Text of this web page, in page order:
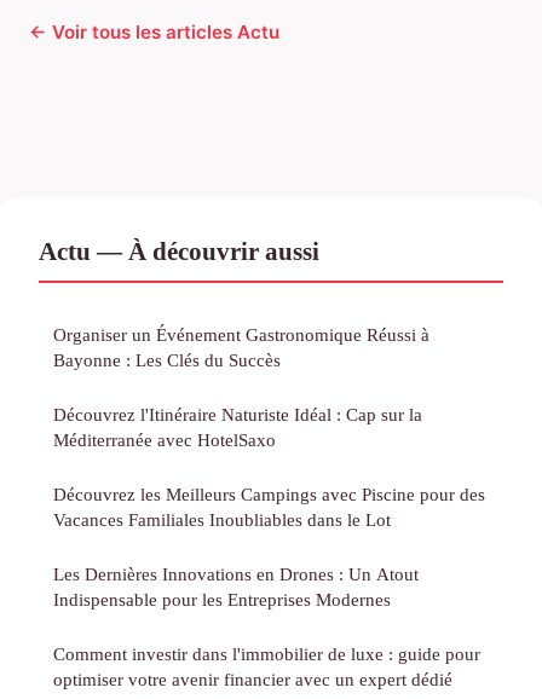
← Voir tous les articles Actu
Actu — À découvrir aussi
Organiser un Événement Gastronomique Réussi à
Bayonne : Les Clés du Succès
Découvrez l'Itinéraire Naturiste Idéal : Cap sur la
Méditerranée avec HotelSaxo
Découvrez les Meilleurs Campings avec Piscine pour des
Vacances Familiales Inoubliables dans le Lot
Les Dernières Innovations en Drones : Un Atout
Indispensable pour les Entreprises Modernes
Comment investir dans l'immobilier de luxe : guide pour
optimiser votre avenir financier avec un expert dédié